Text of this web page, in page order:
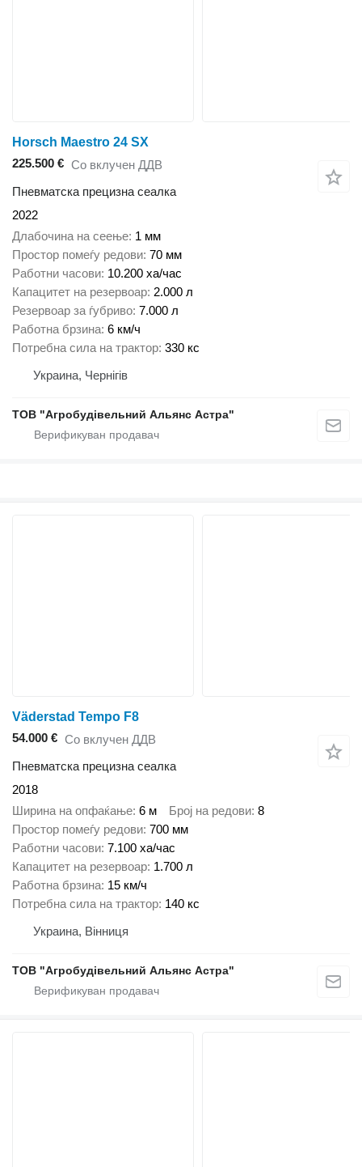
Horsch Maestro 24 SX
225.500 € Со вклучен ДДВ
Пневматска прецизна сеалка
2022
Длабочина на сеење 1 мм
Простор помеѓу редови 70 мм
Работни часови 10.200 ха/час
Капацитет на резервоар 2.000 л
Резервоар за ѓубриво 7.000 л
Работна брзина 6 км/ч
Потребна сила на трактор 330 кс
Украина, Чернігів
ТОВ "Агробудівельний Альянс Астра"
Väderstad Tempo F8
54.000 € Со вклучен ДДВ
Пневматска прецизна сеалка
2018
Ширина на опфаќање 6 м Број на редови 8
Простор помеѓу редови 700 мм
Работни часови 7.100 ха/час
Капацитет на резервоар 1.700 л
Работна брзина 15 км/ч
Потребна сила на трактор 140 кс
Украина, Вінниця
ТОВ "Агробудівельний Альянс Астра"